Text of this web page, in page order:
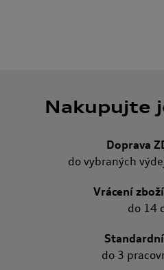
Nakupujte
Doprava
do vybraných
Vrácení
do 14
do 3